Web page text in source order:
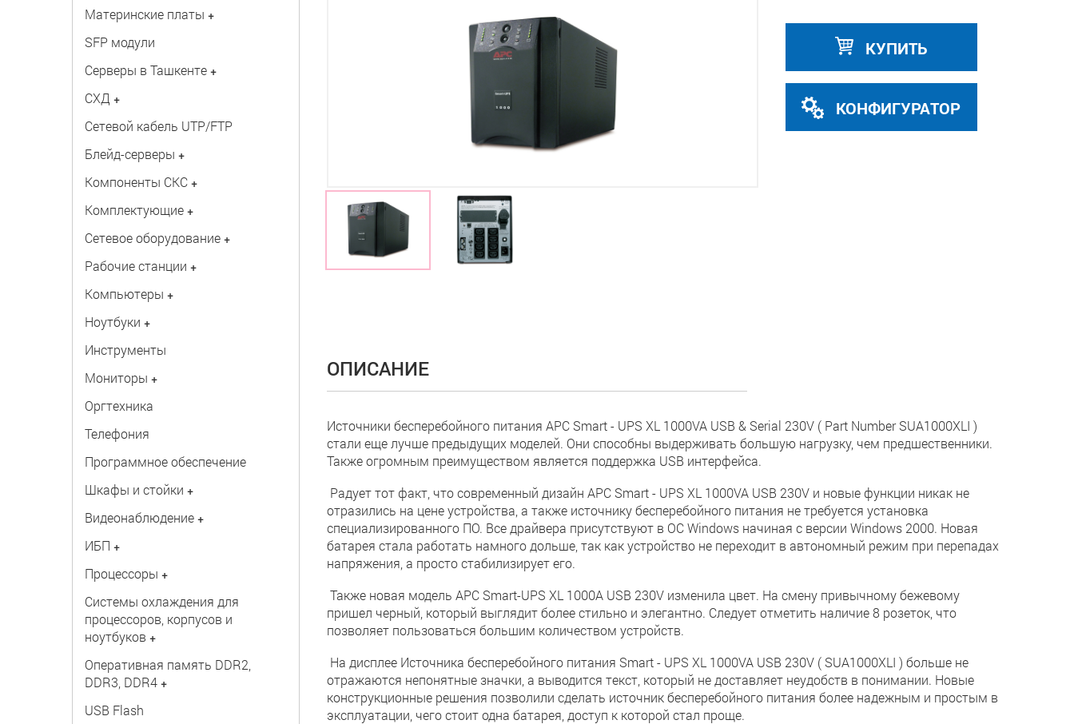
Материнские платы +
SFP модули
Серверы в Ташкенте +
СХД +
Сетевой кабель UTP/FTP
Блейд-серверы +
Компоненты СКС +
Комплектующие +
Сетевое оборудование +
Рабочие станции +
Компьютеры +
Ноутбуки +
Инструменты
Мониторы +
Оргтехника
Телефония
Программное обеспечение
Шкафы и стойки +
Видеонаблюдение +
ИБП +
Процессоры +
Системы охлаждения для
процессоров, корпусов и
ноутбуков +
Оперативная память DDR2,
DDR3, DDR4 +
USB Flash
КУПИТЬ
КОНФИГУРАТОР
ОПИСАНИЕ
Источники бесперебойного питания APC Smart - UPS XL 1000VA USB & Serial 230V ( Part Number SUA1000XLI )
стали еще лучше предыдущих моделей. Они способны выдерживать большую нагрузку, чем предшественники.
Также огромным преимуществом является поддержка USB интерфейса.
Радует тот факт, что современный дизайн APC Smart - UPS XL 1000VA USB 230V и новые функции никак не
отразились на цене устройства, а также источнику бесперебойного питания не требуется установка
специализированного ПО. Все драйвера присутствуют в ОС Windows начиная с версии Windows 2000. Новая
батарея стала работать намного дольше, так как устройство не переходит в автономный режим при перепадах
напряжения, а просто стабилизирует его.
Также новая модель APC Smart-UPS XL 1000A USB 230V изменила цвет. На смену привычному бежевому
пришел черный, который выглядит более стильно и элегантно. Следует отметить наличие 8 розеток, что
позволяет пользоваться большим количеством устройств.
На дисплее Источника бесперебойного питания Smart - UPS XL 1000VA USB 230V ( SUA1000XLI ) больше не
отражаются непонятные значки, а выводится текст, который не доставляет неудобств в понимании. Новые
конструкционные решения позволили сделать источник бесперебойного питания более надежным и простым в
эксплуатации, чего стоит одна батарея, доступ к которой стал проще.